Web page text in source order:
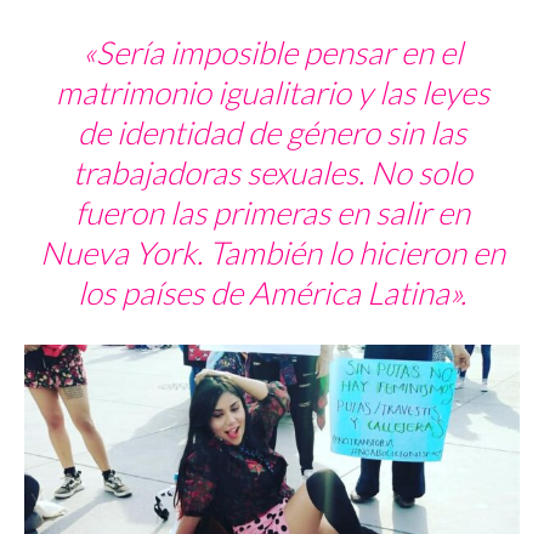
«Sería imposible pensar en el
matrimonio igualitario y las leyes
de identidad de género sin las
trabajadoras sexuales. No solo
fueron las primeras en salir en
Nueva York. También lo hicieron en
los países de América Latina».